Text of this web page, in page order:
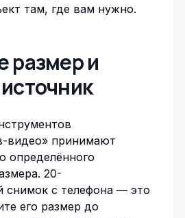
там, где вам нужно.
размер и
видео» принимают
определённого
20-
снимок с телефона — это
его размер до